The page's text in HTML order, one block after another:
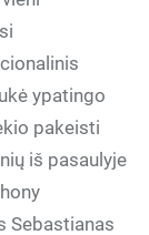
ypatingo
pakeisti
iš pasaulyje
Sebastianas